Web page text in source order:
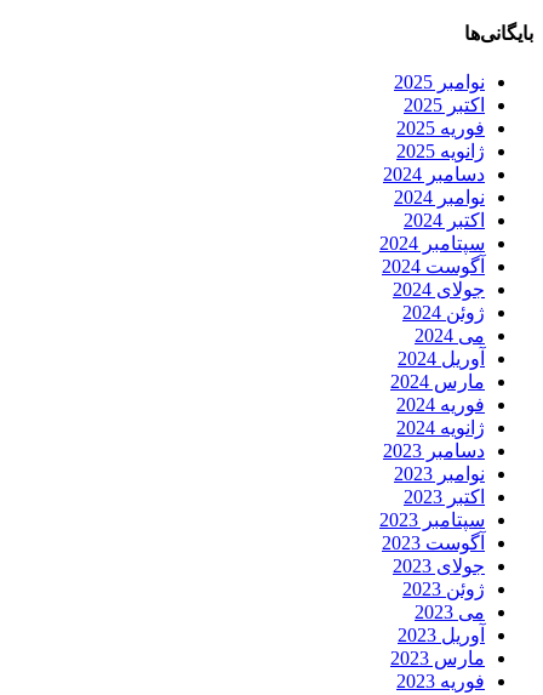
بایگانی‌ها
نوامبر 2025
اکتبر 2025
فوریه 2025
ژانویه 2025
دسامبر 2024
نوامبر 2024
اکتبر 2024
سپتامبر 2024
آگوست 2024
جولای 2024
ژوئن 2024
می 2024
آوریل 2024
مارس 2024
فوریه 2024
ژانویه 2024
دسامبر 2023
نوامبر 2023
اکتبر 2023
سپتامبر 2023
آگوست 2023
جولای 2023
ژوئن 2023
می 2023
آوریل 2023
مارس 2023
فوریه 2023